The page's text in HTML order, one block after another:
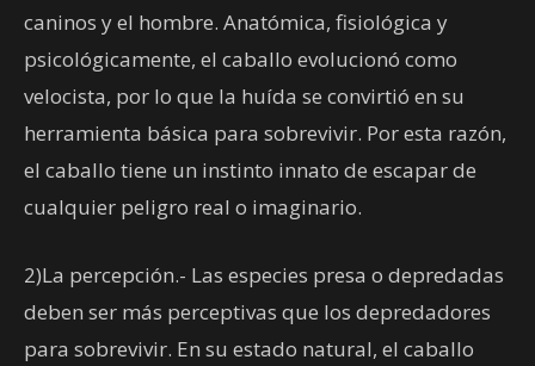
caninos y el hombre. Anatómica, fisiológica y
psicológicamente, el caballo evolucionó como
velocista, por lo que la huída se convirtió en su
herramienta básica para sobrevivir. Por esta razón,
el caballo tiene un instinto innato de escapar de
cualquier peligro real o imaginario.
2)La percepción.- Las especies presa o depredadas
deben ser más perceptivas que los depredadores
para sobrevivir. En su estado natural, el caballo